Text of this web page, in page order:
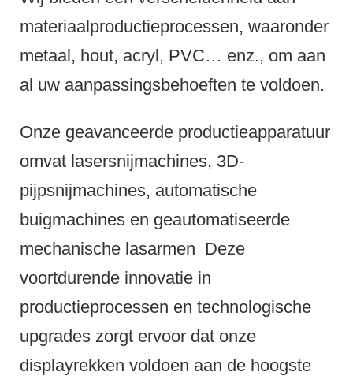
materiaalproductieprocessen, waaronder
metaal, hout, acryl, PVC… enz., om aan
al uw aanpassingsbehoeften te voldoen.
Onze geavanceerde productieapparatuur
omvat lasersnijmachines, 3D-
pijpsnijmachines, automatische
buigmachines en geautomatiseerde
mechanische lasarmen Deze
voortdurende innovatie in
productieprocessen en technologische
upgrades zorgt ervoor dat onze
displayrekken voldoen aan de hoogste